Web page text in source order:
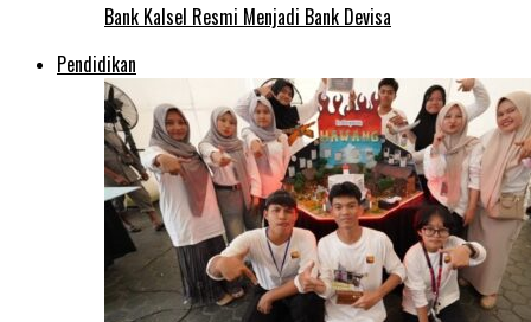
Bank Kalsel Resmi Menjadi Bank Devisa
Pendidikan